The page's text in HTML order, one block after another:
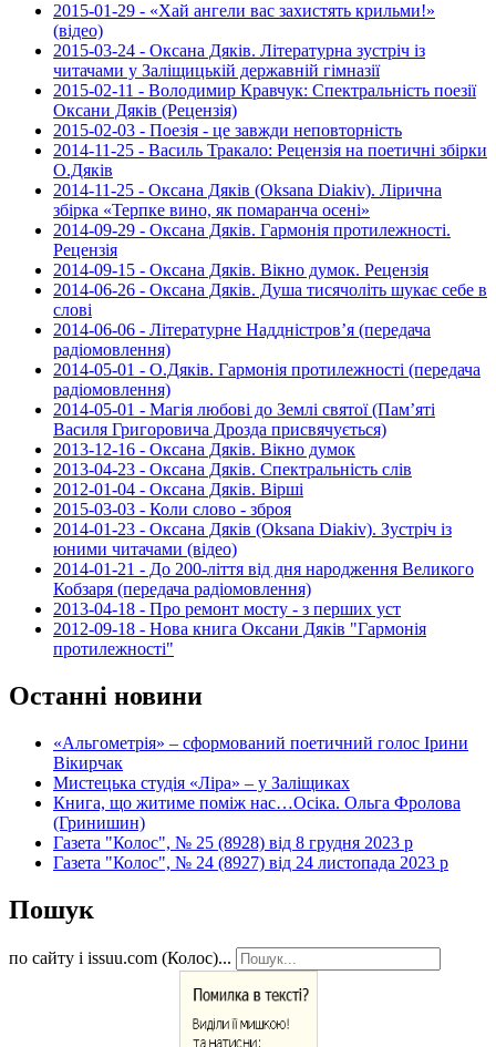
2015-01-29 - «Хай ангели вас захистять крильми!»
(відео)
2015-03-24 - Оксана Дяків. Літературна зустріч із
читачами у Заліщицькій державній гімназії
2015-02-11 - Володимир Кравчук: Спектральність поезії
Оксани Дяків (Рецензія)
2015-02-03 - Поезія - це завжди неповторність
2014-11-25 - Василь Тракало: Рецензія на поетичні збірки
О.Дяків
2014-11-25 - Оксана Дяків (Oksana Diakiv). Лірична
збірка «Терпке вино, як помаранча осені»
2014-09-29 - Оксана Дяків. Гармонія протилежності.
Рецензія
2014-09-15 - Оксана Дяків. Вікно думок. Рецензія
2014-06-26 - Оксана Дяків. Душа тисячоліть шукає себе в
слові
2014-06-06 - Літературне Наддністров’я (передача
радіомовлення)
2014-05-01 - О.Дяків. Гармонія протилежності (передача
радіомовлення)
2014-05-01 - Магія любові до Землі святої (Пам’яті
Василя Григоровича Дрозда присвячується)
2013-12-16 - Оксана Дяків. Вікно думок
2013-04-23 - Оксана Дяків. Спектральність слів
2012-01-04 - Оксана Дяків. Вірші
2015-03-03 - Коли слово - зброя
2014-01-23 - Оксана Дяків (Oksana Diakiv). Зустріч із
юними читачами (відео)
2014-01-21 - До 200-ліття від дня народження Великого
Кобзаря (передача радіомовлення)
2013-04-18 - Про ремонт мосту - з перших уст
2012-09-18 - Нова книга Оксани Дяків "Гармонія
протилежності"
Останні новини
«Альгометрія» – сформований поетичний голос Ірини
Вікирчак
Мистецька студія «Ліра» – у Заліщиках
Книга, що житиме поміж нас…Осіка. Ольга Фролова
(Гринишин)
Газета "Колос", № 25 (8928) від 8 грудня 2023 р
Газета "Колос", № 24 (8927) від 24 листопада 2023 р
Пошук
по сайту і issuu.com (Колос)...